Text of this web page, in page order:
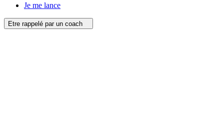
Je me lance
Etre rappelé par un coach